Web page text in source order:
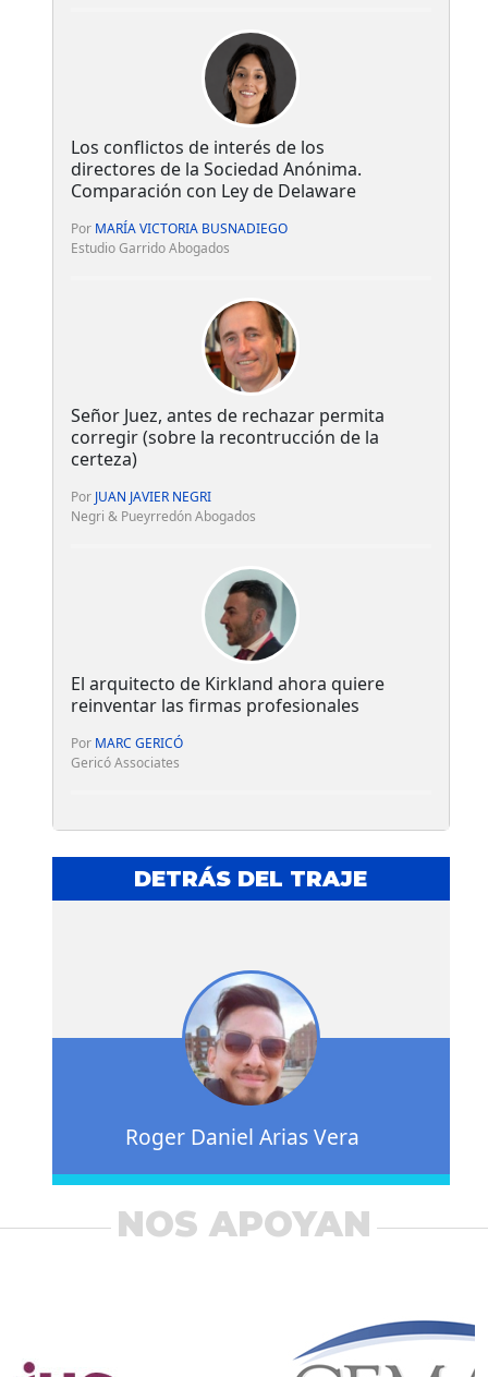
Los conflictos de interés de los
directores de la Sociedad Anónima.
Comparación con Ley de Delaware
Por MARÍA VICTORIA BUSNADIEGO
Estudio Garrido Abogados
Señor Juez, antes de rechazar permita
corregir (sobre la recontrucción de la
certeza)
Por JUAN JAVIER NEGRI
Negri & Pueyrredón Abogados
El arquitecto de Kirkland ahora quiere
reinventar las firmas profesionales
Por MARC GERICÓ
Gericó Associates
DETRÁS DEL TRAJE
Roger Daniel Arias Vera
NOS APOYAN